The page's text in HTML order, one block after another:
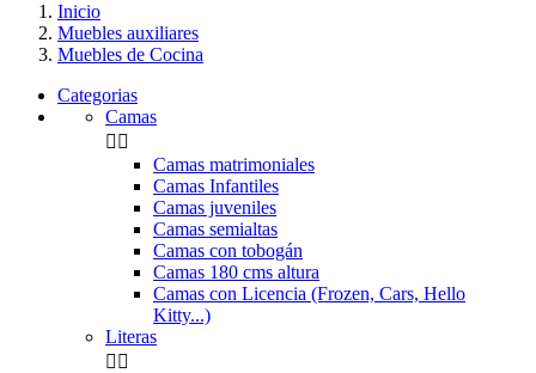
Inicio
Muebles auxiliares
Muebles de Cocina
Categorias
Camas
 
Camas matrimoniales
Camas Infantiles
Camas juveniles
Camas semialtas
Camas con tobogán
Camas 180 cms altura
Camas con Licencia (Frozen, Cars, Hello
Kitty...)
Literas
 